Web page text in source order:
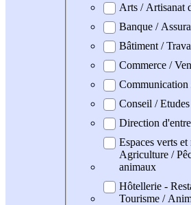
Arts / Artisanat
Banque /
Bâtiment /
Commerce /
Conseil / Etudes
Direction
Espaces verts et
Agriculture /
animaux
Hôtellerie -
Tourisme /